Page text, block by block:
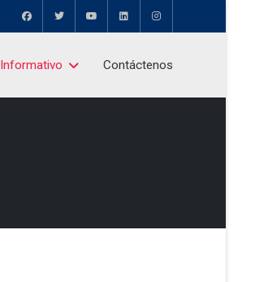
Informativo Contáctenos